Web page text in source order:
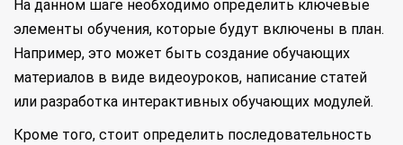
На данном шаге необходимо определить ключевые
элементы обучения, которые будут включены в план.
Например, это может быть создание обучающих
материалов в виде видеоуроков, написание статей
или разработка интерактивных обучающих модулей.
Кроме того, стоит определить последовательность